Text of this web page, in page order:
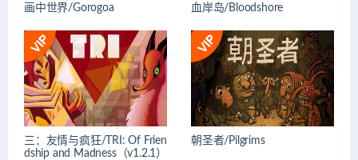
画中世界/Gorogoa 血岸岛/Bloodshore
三：友情与疯狂/TRI: Of Frien
dship and Madness（v1.2.1）
朝圣者/Pilgrims